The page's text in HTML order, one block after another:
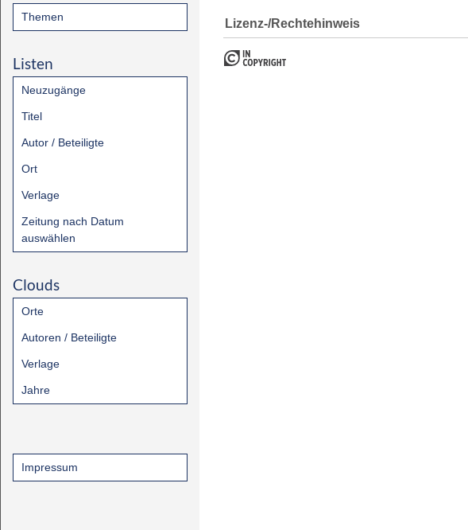
Themen
Listen
Neuzugänge
Titel
Autor / Beteiligte
Ort
Verlage
Zeitung nach Datum
auswählen
Clouds
Orte
Autoren / Beteiligte
Verlage
Jahre
Impressum
Lizenz-/Rechtehinweis